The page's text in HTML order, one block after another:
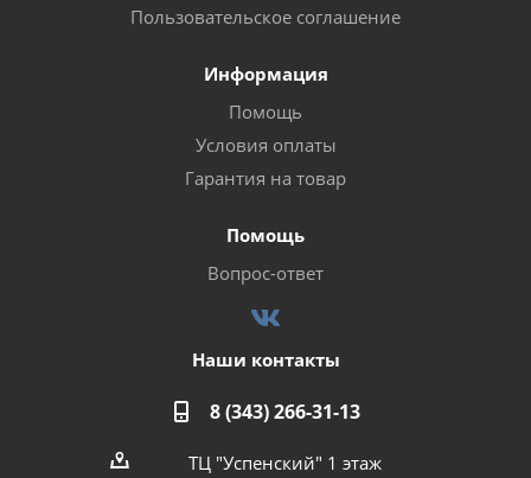
Пользовательское соглашение
Информация
Помощь
Условия оплаты
Гарантия на товар
Помощь
Вопрос-ответ
Наши контакты
8 (343) 266-31-13
ТЦ "Успенский" 1 этаж